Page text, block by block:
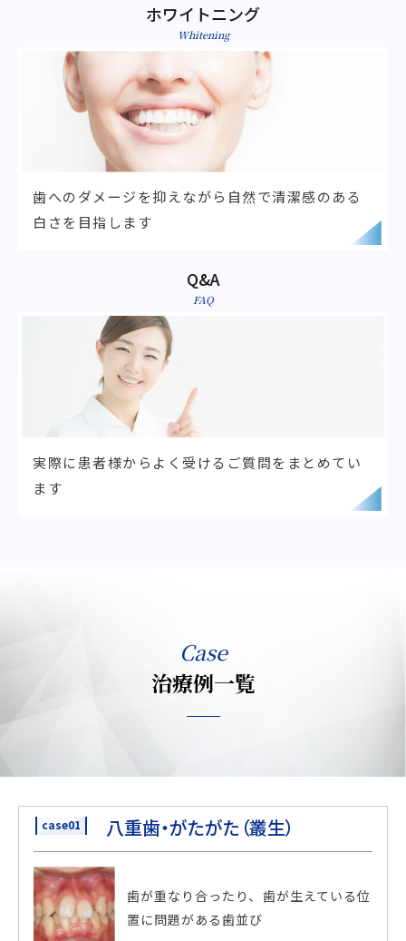
ホワイトニング
Whitening
歯へのダメージを抑えながら 自然で清潔感のある
白さを目指します
Q&A
FAQ
実際に患者様からよく受ける ご質問をまとめてい
ます
Case
治療例一覧
case01 八重歯・がたがた（叢生）
歯が重なり合ったり、歯が生えている位
置に問題がある歯並び